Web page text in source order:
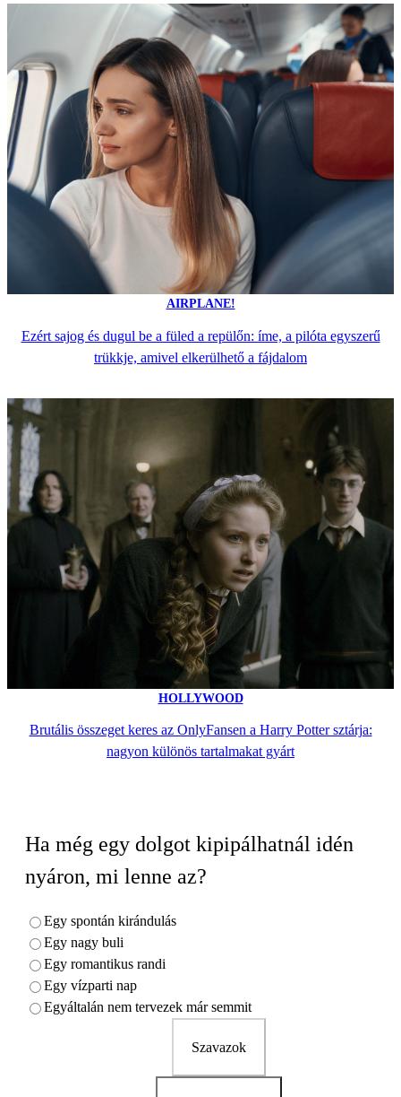
AIRPLANE!
Ezért sajog és dugul be a füled a repülőn: íme, a pilóta egyszerű
trükkje, amivel elkerülhető a fájdalom
HOLLYWOOD
Brutális összeget keres az OnlyFansen a Harry Potter sztárja:
nagyon különös tartalmakat gyárt
Ha még egy dolgot kipipálhatnál idén
nyáron, mi lenne az?
Egy spontán kirándulás
Egy nagy buli
Egy romantikus randi
Egy vízparti nap
Egyáltalán nem tervezek már semmit
Szavazok